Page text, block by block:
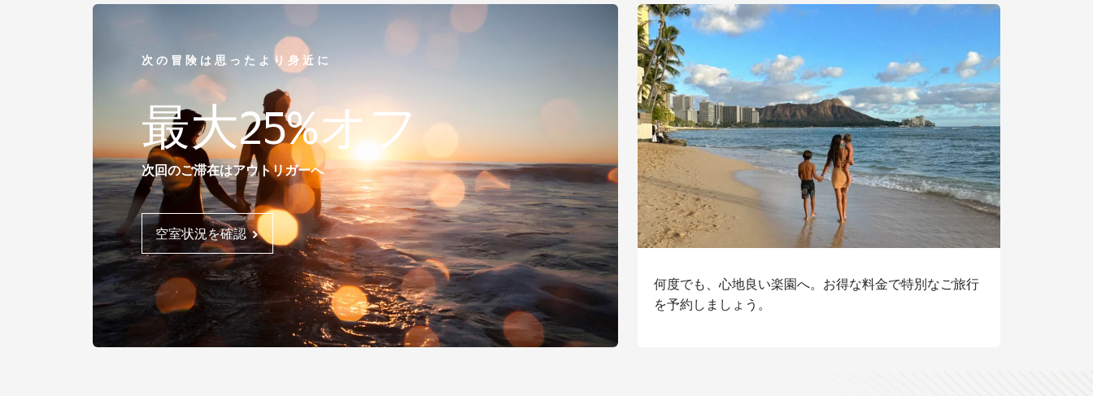
次の冒険は思ったより身近に
最大25%オフ
次回のご滞在はアウトリガーへ
空室状況を確認
何度でも、心地良い楽園へ。 お得な料金で特別なご旅行
を予約しましょう。